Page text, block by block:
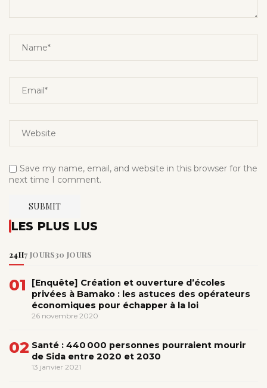
Save my name, email, and website in this browser for the
next time I comment.
LES PLUS LUS
24H7 JOURS30 JOURS
01
[Enquête] Création et ouverture d’écoles
privées à Bamako : les astuces des opérateurs
économiques pour échapper à la loi
26 novembre 2020
02 Santé : 440 000 personnes pourraient mourir
de Sida entre 2020 et 2030
13 janvier 2021